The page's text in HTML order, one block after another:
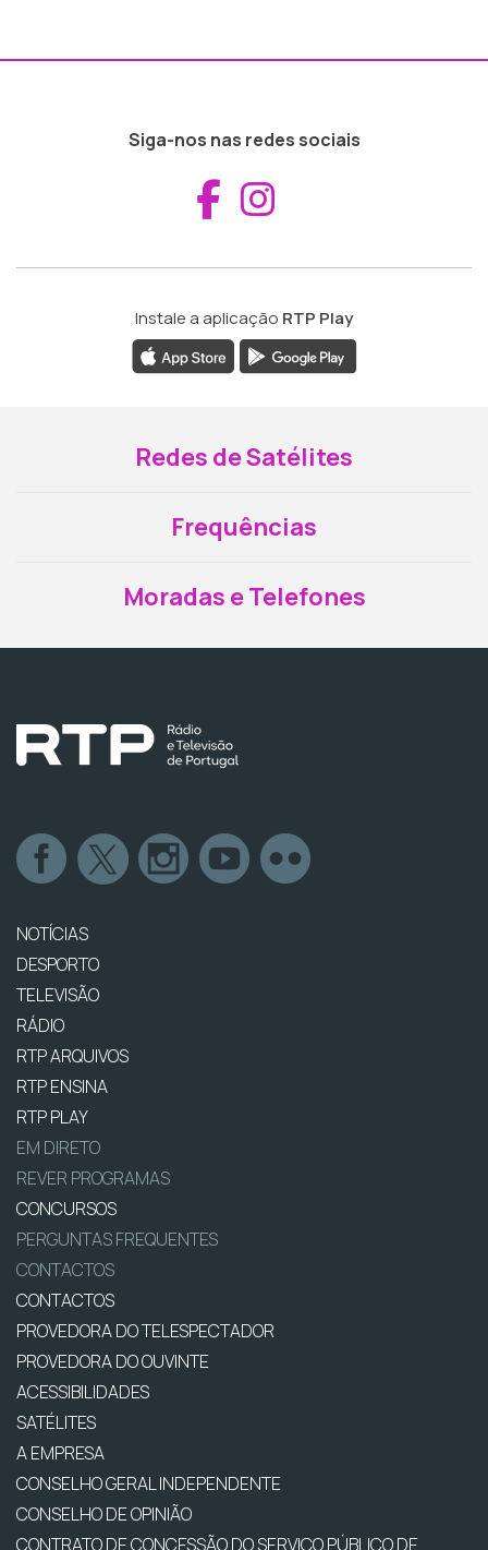
Siga-nos nas redes sociais
Aceder ao
Instale a aplicação RTP Play
Redes de Satélites
Frequências
Moradas e Telefones
NOTÍCIAS
DESPORTO
TELEVISÃO
RÁDIO
RTP ARQUIVOS
RTP ENSINA
RTP PLAY
EM DIRETO
REVER PROGRAMAS
CONCURSOS
PERGUNTAS FREQUENTES
CONTACTOS
CONTACTOS
PROVEDORA DO TELESPECTADOR
PROVEDORA DO OUVINTE
ACESSIBILIDADES
SATÉLITES
A EMPRESA
CONSELHO GERAL INDEPENDENTE
CONSELHO DE OPINIÃO
CONTRATO DE CONCESSÃO DO SERVIÇO PÚBLICO DE